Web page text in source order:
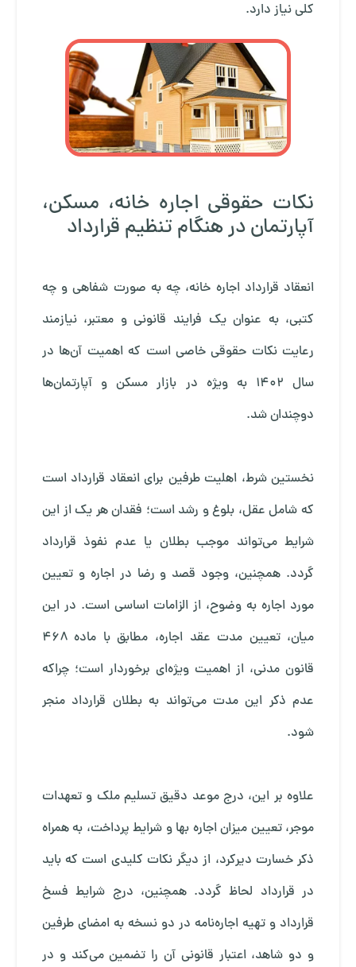
کلی نیاز دارد.
نکات حقوقی اجاره خانه، مسکن،
آپارتمان در هنگام تنظیم قرارداد
انعقاد قرارداد اجاره خانه، چه به صورت شفاهی و چه
کتبی، به عنوان یک فرایند قانونی و معتبر، نیازمند
رعایت نکات حقوقی خاصی است که اهمیت آن‌ها در
سال ۱۴۰۲ به ویژه در بازار مسکن و آپارتمان‌ها
دوچندان شد.
نخستین شرط، اهلیت طرفین برای انعقاد قرارداد است
که شامل عقل، بلوغ و رشد است؛ فقدان هر یک از این
شرایط می‌تواند موجب بطلان یا عدم نفوذ قرارداد
گردد. همچنین، وجود قصد و رضا در اجاره و تعیین
مورد اجاره به وضوح، از الزامات اساسی است. در این
میان، تعیین مدت عقد اجاره، مطابق با ماده ۴۶۸
قانون مدنی، از اهمیت ویژه‌ای برخوردار است؛ چراکه
عدم ذکر این مدت می‌تواند به بطلان قرارداد منجر
شود.
علاوه بر این، درج موعد دقیق تسلیم ملک و تعهدات
موجر، تعیین میزان اجاره بها و شرایط پرداخت، به همراه
ذکر خسارت دیرکرد، از دیگر نکات کلیدی است که باید
در قرارداد لحاظ گردد. همچنین، درج شرایط فسخ
قرارداد و تهیه اجاره‌نامه در دو نسخه به امضای طرفین
و دو شاهد، اعتبار قانونی آن را تضمین می‌کند و در